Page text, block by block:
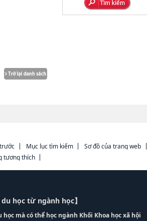
Mục lục tìm kiếm
Sơ đồ của trang web
tương thích
du học từ ngành học】
học mà có thể học ngành Khối Khoa học xã hội